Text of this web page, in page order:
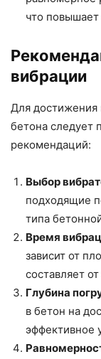
что
вибрации
Для достижения
бетона следует
рекомендаций:
Выбор
подходящие
типа
Время
зависит от
составляет
Глубина
в бетон на
эффективное